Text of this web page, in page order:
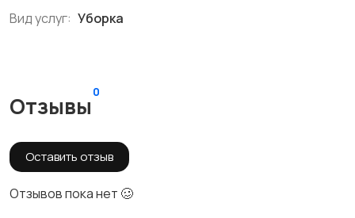
Вид услуг: Уборка
Отзывы
0
Оставить отзыв
Отзывов пока нет 🥴